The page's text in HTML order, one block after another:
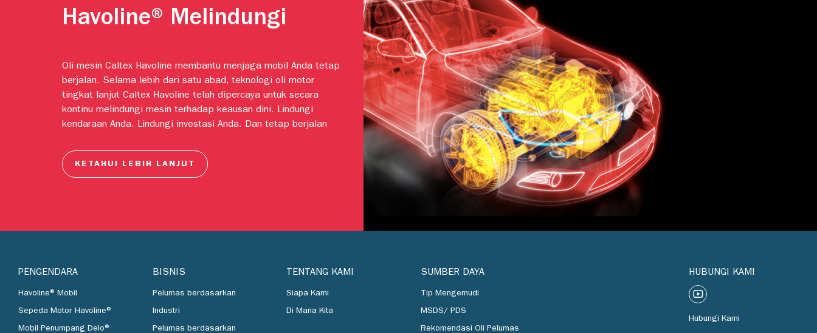
Havoline® Melindungi
Oli mesin Caltex Havoline membantu menjaga mobil Anda tetap
berjalan. Selama lebih dari satu abad, teknologi oli motor
tingkat lanjut Caltex Havoline telah dipercaya untuk secara
kontinu melindungi mesin terhadap keausan dini. Lindungi
kendaraan Anda. Lindungi investasi Anda. Dan tetap berjalan
KETAHUI LEBIH LANJUT
PENGENDARA
Havoline® Mobil
Sepeda Motor Havoline®
Mobil Penumpang Delo®
BISNIS
Pelumas berdasarkan
Industri
Pelumas berdasarkan
TENTANG KAMI
Siapa Kami
Di Mana Kita
SUMBER DAYA
Tip Mengemudi
MSDS/ PDS
Rekomendasi Oli Pelumas
HUBUNGI KAMI
Hubungi Kami